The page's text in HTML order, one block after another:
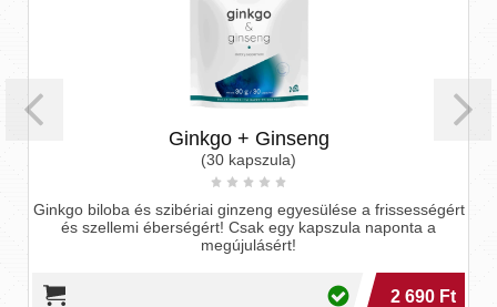
Ginkgo + Ginseng
(30 kapszula)
Ginkgo biloba és szibériai ginzeng egyesülése a frissességért
és szellemi éberségért! Csak egy kapszula naponta a
megújulásért!
2 690 Ft